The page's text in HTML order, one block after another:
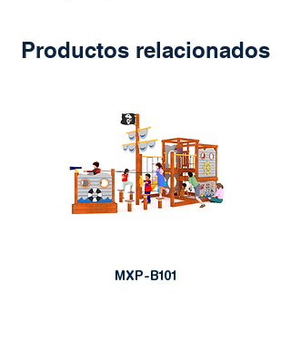
Productos relacionados
MXP-B101